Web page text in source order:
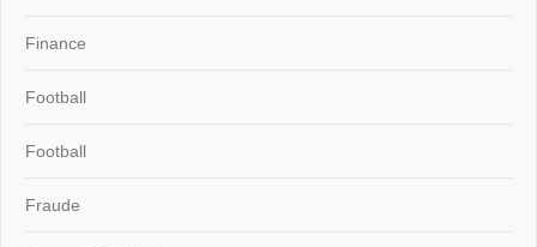
Finance
Football
Football
Fraude